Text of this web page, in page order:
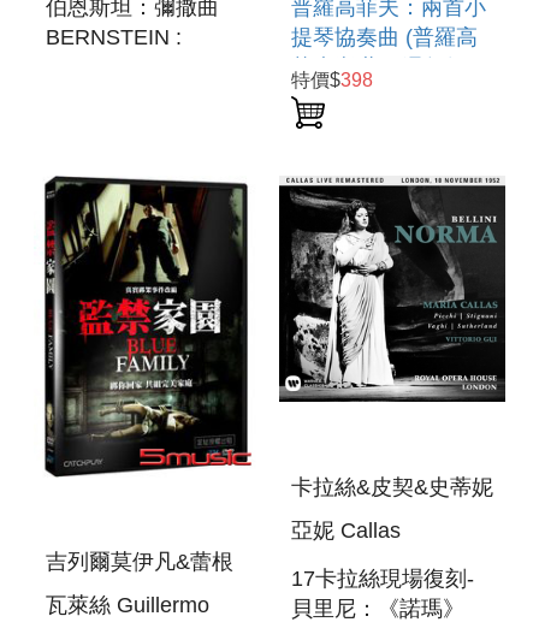
伯恩斯坦：彌撒曲
BERNSTEIN :
普羅高菲夫：兩首小
提琴協奏曲 (普羅高
菲夫逝世65週年紀念
錄音) PROKOFIEV :
VIOLIN
特價$398
吉列爾莫伊凡&蕾根
瓦萊絲 Guillermo
卡拉絲&皮契&史蒂妮
亞妮 Callas
17卡拉絲現場復刻-
貝里尼：《諾瑪》